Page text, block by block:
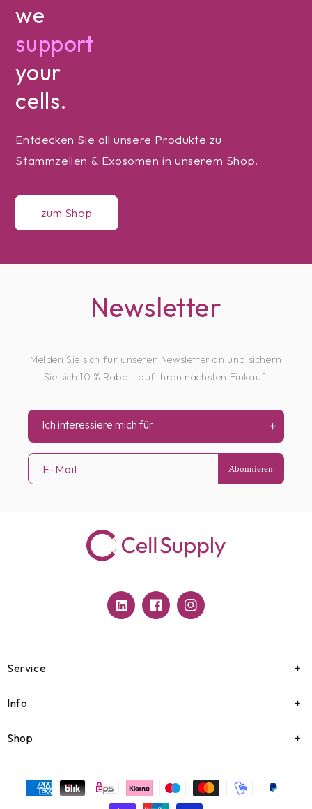
we
support
your
cells.
Entdecken Sie all unsere Produkte zu
Stammzellen & Exosomen in unserem Shop.
zum Shop
Newsletter
Melden Sie sich für unseren Newsletter an und sichern
Sie sich 10 % Rabatt auf Ihren nächsten Einkauf!
Ich interessiere mich für +
E-Mail Abonnieren
TranslationFacebookInstagram
Service
Info
Shop
Zahlungsmethoden